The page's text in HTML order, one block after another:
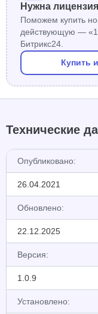
Нужна
Поможем купить
действующую —
Битрикс24.
Купить
Технические
Опубликовано:
26.04.2021
Обновлено:
22.12.2025
Версия:
1.0.9
Установлено: